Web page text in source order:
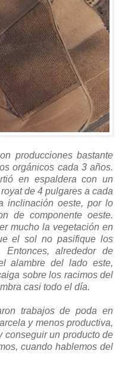
producciones bastante
orgánicos cada 3 años.
en espaldera con un
de 4 pulgares a cada
inclinación oeste, por lo
de componente oeste.
mucho la vegetación en
el sol no pasifique los
alrededor de
alambre del lado este,
sobre los racimos del
casi todo el día.
trabajos de poda en
y menos productiva,
conseguir un producto de
cuando hablemos del